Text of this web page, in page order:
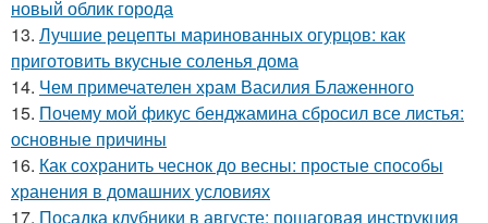
новый облик города
13. Лучшие рецепты маринованных огурцов: как
приготовить вкусные соленья дома
14. Чем примечателен храм Василия Блаженного
15. Почему мой фикус бенджамина сбросил все листья:
основные причины
16. Как сохранить чеснок до весны: простые способы
хранения в домашних условиях
17. Посадка клубники в августе: пошаговая инструкция